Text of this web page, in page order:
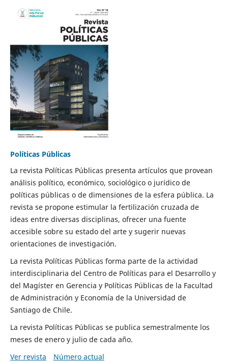
Políticas Públicas
La revista Políticas Públicas presenta artículos que provean
análisis político, económico, sociológico o jurídico de
políticas públicas o de dimensiones de la esfera pública. La
revista se propone estimular la fertilización cruzada de
ideas entre diversas disciplinas, ofrecer una fuente
accesible sobre su estado del arte y sugerir nuevas
orientaciones de investigación.
La revista Políticas Públicas forma parte de la actividad
interdisciplinaria del Centro de Políticas para el Desarrollo y
del Magíster en Gerencia y Políticas Públicas de la Facultad
de Administración y Economía de la Universidad de
Santiago de Chile.
La revista Políticas Públicas se publica semestralmente los
meses de enero y julio de cada año.
Ver revista
Número actual